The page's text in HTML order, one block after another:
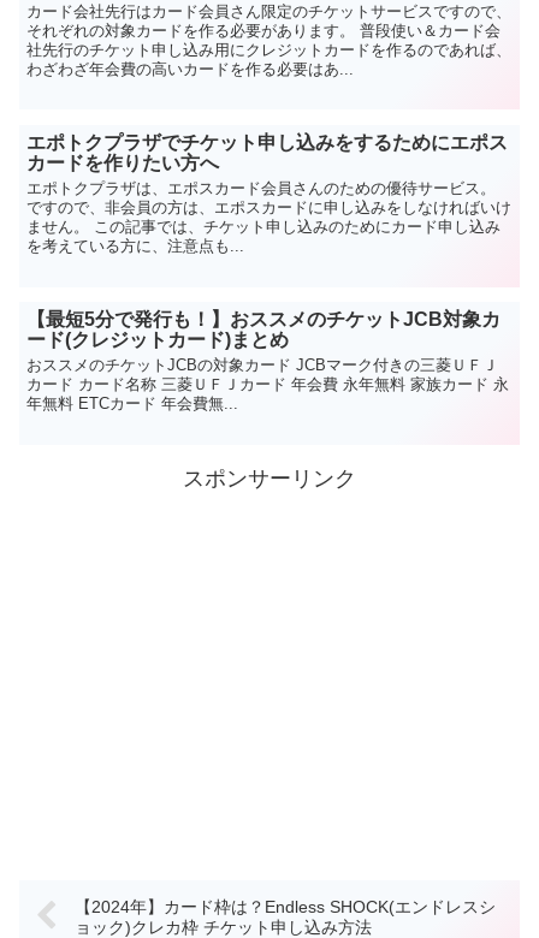
カード会社先行はカード会員さん限定のチケットサービスですので、
それぞれの対象カードを作る必要があります。 普段使い＆カード会
社先行のチケット申し込み用にクレジットカードを作るのであれば、
わざわざ年会費の高いカードを作る必要はあ...
エポトクプラザでチケット申し込みをするためにエポス
カードを作りたい方へ
エポトクプラザは、エポスカード会員さんのための優待サービス。
ですので、非会員の方は、エポスカードに申し込みをしなければいけ
ません。 この記事では、チケット申し込みのためにカード申し込み
を考えている方に、注意点も...
【最短5分で発行も！】おススメのチケットJCB対象カ
ード(クレジットカード)まとめ
おススメのチケットJCBの対象カード JCBマーク付きの三菱ＵＦＪ
カード カード名称 三菱ＵＦＪカード 年会費 永年無料 家族カード 永
年無料 ETCカード 年会費無...
スポンサーリンク
【2024年】カード枠は？Endless SHOCK(エンドレスシ
ョック)クレカ枠 チケット申し込み方法